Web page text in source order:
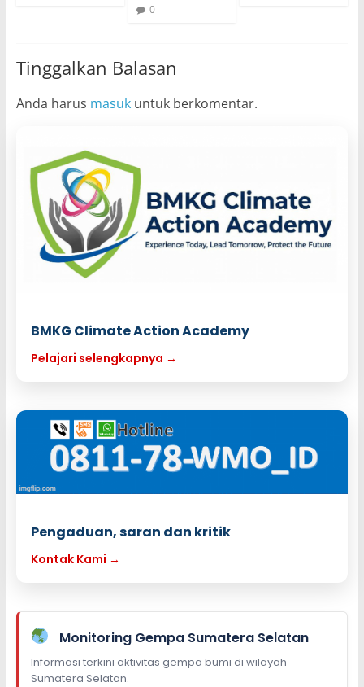
0
Tinggalkan Balasan
Anda harus masukuntuk berkomentar.
BMKG Climate Action Academy
Pelajari selengkapnya →
Pengaduan, saran dan kritik
Kontak Kami →
Monitoring Gempa Sumatera Selatan
Informasi terkini aktivitas gempa bumi di wilayah
Sumatera Selatan.